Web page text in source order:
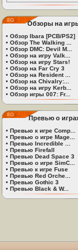
Обзоры на
• Обзор Ibara [PCB/PS2]
• Обзор The Walking ...
• Обзор DMC: Devil M...
• Обзор на игру Valk...
• Обзор на игру Stars!
• Обзор на Far Cry 3
• Обзор на Resident ...
• Обзор на Chivalry:...
• Обзор на игру Kerb...
• Обзор игры 007: Fr...
Превью о
• Превью к игре Comp...
• Превью о игре Mage...
• Превью Incredible ...
• Превью Firefall
• Превью Dead Space 3
• Превью о игре SimC...
• Превью к игре Fuse
• Превью Red Orche...
• Превью Gothic 3
• Превью Black & W...